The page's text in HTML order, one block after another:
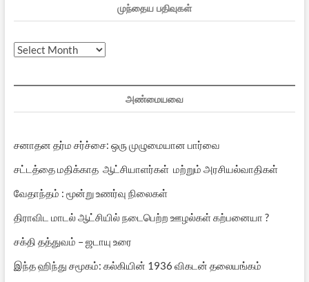
முந்தைய பதிவுகள்
முந்தைய
அண்மையவை
சனாதன தர்ம சர்ச்சை: ஒரு முழுமையான பார்வை
சட்டத்தை மதிக்காத ஆட்சியாளர்கள் மற்றும் அரசியல்வாதிகள்
வேதாந்தம் : மூன்று உணர்வு நிலைகள்
திராவிட மாடல் ஆட்சியில் நடைபெற்ற ஊழல்கள் கற்பனையா ?
சக்தி தத்துவம் – ஜடாயு உரை
இந்த ஹிந்து சமூகம்: கல்கியின் 1936 விகடன் தலையங்கம்